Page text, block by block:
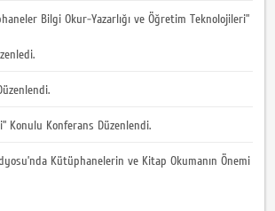
Bilgi Okur-Yazarlığı ve Öğretim Teknolojileri”
Konulu Konferans Düzenlendi.
Kütüphanelerin ve Kitap Okumanın Önemi